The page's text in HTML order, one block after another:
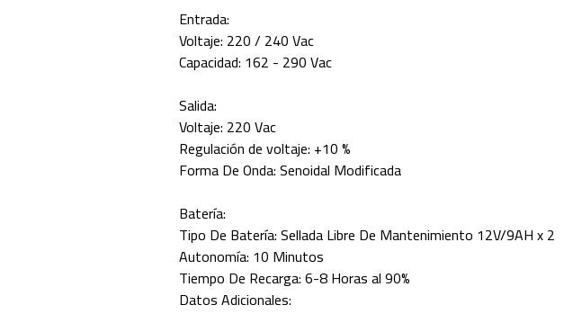
Entrada:
Voltaje: 220 / 240 Vac
Capacidad: 162 - 290 Vac
Salida:
Voltaje: 220 Vac
Regulación de voltaje: +10 %
Forma De Onda: Senoidal Modificada
Batería:
Tipo De Batería: Sellada Libre De Mantenimiento 12V/9AH x 2
Autonomía: 10 Minutos
Tiempo De Recarga: 6-8 Horas al 90%
Datos Adicionales: